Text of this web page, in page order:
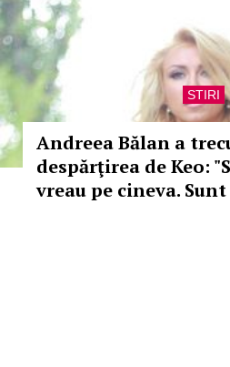
STIRI
Andreea Bălan a
despărţirea de Keo:
vreau pe cineva.